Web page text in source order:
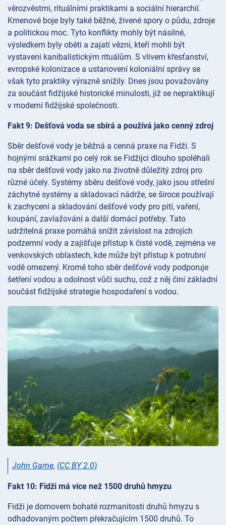
věrozvěstmi, rituálními praktikami a sociální hierarchií.
Kmenové boje byly také běžné, živené spory o půdu, zdroje
a politickou moc. Tyto konflikty mohly být násilné,
výsledkem byly oběti a zajatí vězni, kteří mohli být
vystaveni kanibalistickým rituálům. S vlivem křesťanství,
evropské kolonizace a ustanovení koloniální správy se
však tyto praktiky výrazně snížily. Dnes jsou považovány
za součást fidžijské historické minulosti, již se nepraktikují
v moderní fidžijské společnosti.
Fakt 9: Dešťová voda se sbírá a používá jako cenný zdroj
Sběr dešťové vody je běžná a cenná praxe na Fidži. S
hojnými srážkami po celý rok se Fidžijci dlouho spoléhali
na sběr dešťové vody jako na životně důležitý zdroj pro
různé účely. Systémy sběru dešťové vody, jako jsou střešní
záchytné systémy a skladovací nádrže, se široce používají
k zachycení a skladování dešťové vody pro pití, vaření,
koupání, zavlažování a další domácí potřeby. Tato
udržitelná praxe pomáhá snížit závislost na zdrojích
podzemní vody a zajišťuje přístup k čisté vodě, zejména ve
venkovských oblastech, kde může být přístup k potrubní
vodě omezený. Kromě toho sběr dešťové vody podporuje
šetření vodou a odolnost vůči suchu, což z něj činí základní
součást fidžijské strategie hospodaření s vodou.
John Game, (CC BY 2.0)
Fakt 10: Fidži má více než 1500 druhů hmyzu
Fidži je domovem bohaté rozmanitosti druhů hmyzu s
odhadovaným počtem překračujícím 1500 druhů. To